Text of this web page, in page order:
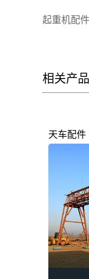
起重机配
相关产品
天车配件